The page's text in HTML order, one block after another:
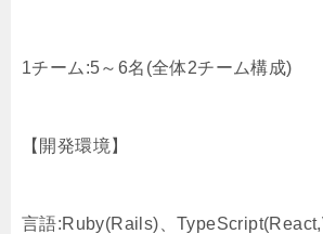
1チーム:5～6名(全体2チーム構成)
【開発環境】
言語:Ruby(Rails)、